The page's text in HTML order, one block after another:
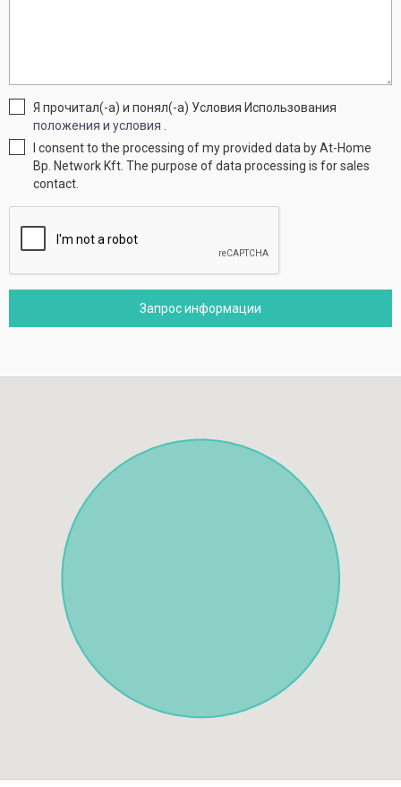
Я прочитал(-а) и понял(-а) Условия Использования
положения и условия
I consent to the processing of my provided data by At-Home
Bp. Network Kft. The purpose of data processing is for sales
contact.
Запрос информации